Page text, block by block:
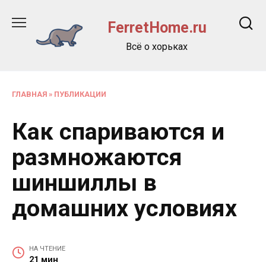
содержанию
FerretHome.ru
Всё о хорьках
ГЛАВНАЯ » ПУБЛИКАЦИИ
Как спариваются и
размножаются
шиншиллы в
домашних условиях
НА ЧТЕНИЕ